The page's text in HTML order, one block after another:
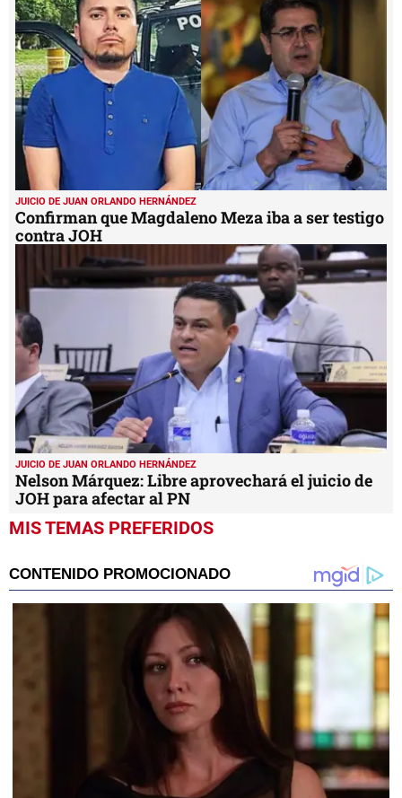
JUICIO DE JUAN ORLANDO HERNÁNDEZ
Confirman que Magdaleno Meza iba a ser testigo
contra JOH
JUICIO DE JUAN ORLANDO HERNÁNDEZ
Nelson Márquez: Libre aprovechará el juicio de
JOH para afectar al PN
MIS TEMAS PREFERIDOS